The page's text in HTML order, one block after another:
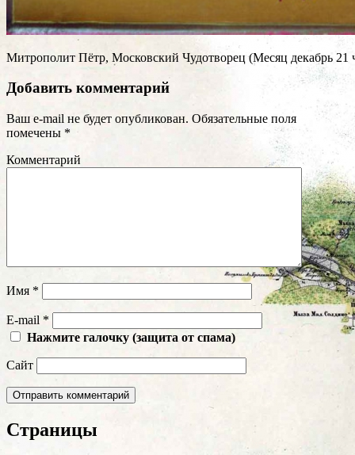
Митрополит Пётр, Московский Чудотворец (Месяц декабрь
Добавить комментарий
Ваш e-mail не будет опубликован. Обязательные поля
помечены *
Комментарий
Имя *
E-mail *
Нажмите галочку (защита от спама)
Сайт
Страницы